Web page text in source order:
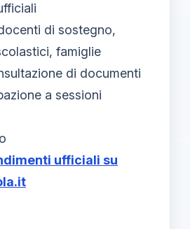
di sostegno,
famiglie
di documenti
a sessioni
ufficiali su